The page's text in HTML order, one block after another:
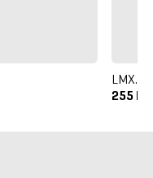
LMX.
255 kr.